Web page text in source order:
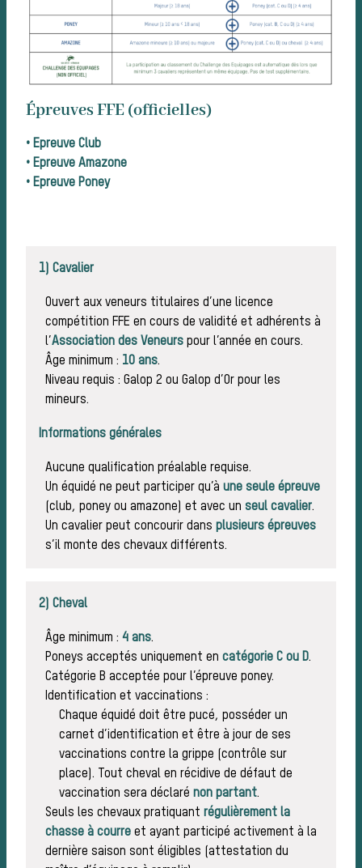
Épreuves FFE (officielles)
• Epreuve Club
• Epreuve Amazone
• Epreuve Poney
1) Cavalier
Ouvert aux veneurs titulaires d’une licence
compétition FFE en cours de validité et adhérents à
l’Association des Veneurs pour l’année en cours.
Âge minimum : 10 ans.
Niveau requis : Galop 2 ou Galop d’Or pour les
mineurs.
Informations générales
Aucune qualification préalable requise.
Un équidé ne peut participer qu’à une seule épreuve
(club, poney ou amazone) et avec un seul cavalier.
Un cavalier peut concourir dans plusieurs épreuves
s’il monte des chevaux différents.
2) Cheval
Âge minimum : 4 ans.
Poneys acceptés uniquement en catégorie C ou D.
Catégorie B acceptée pour l’épreuve poney.
Identification et vaccinations :
Chaque équidé doit être pucé, posséder un
carnet d’identification et être à jour de ses
vaccinations contre la grippe (contrôle sur
place). Tout cheval en récidive de défaut de
vaccination sera déclaré non partant.
Seuls les chevaux pratiquant régulièrement la
chasse à courre et ayant participé activement à la
dernière saison sont éligibles (attestation du